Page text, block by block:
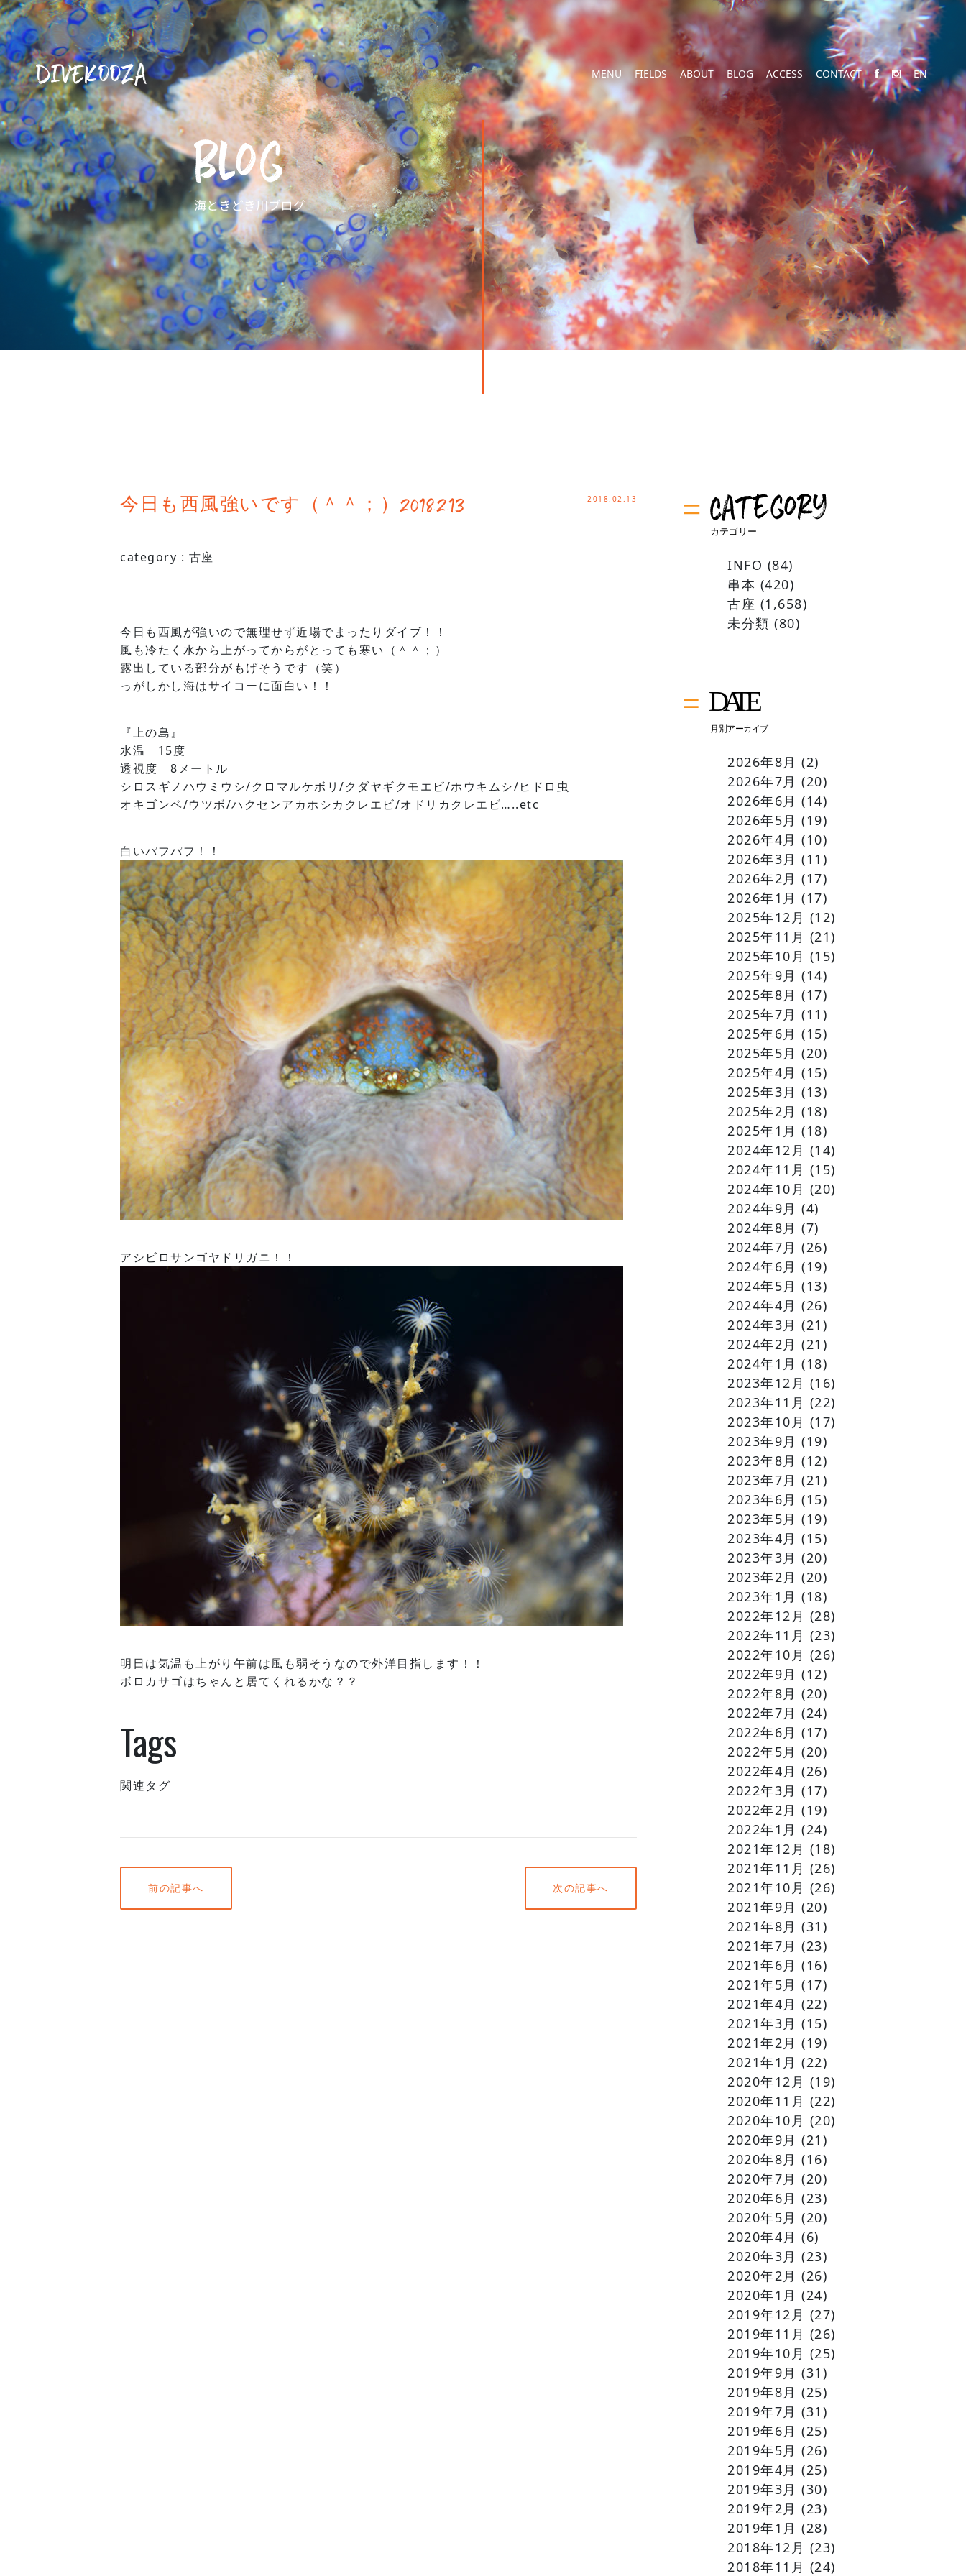
DIVEKOOZA MENU FIELDS ABOUT BLOG ACCESS CONTACT EN
今日も西風強いです（＾＾；）2018.2.13 2018.02.13
category : 古座
今日も西風が強いので無理せず近場でまったりダイブ！！
風も冷たく水から上がってからがとっても寒い（＾＾；）
露出している部分がもげそうです（笑）
っがしかし海はサイコーに面白い！！
『上の島』
水温 15度
透視度 8メートル
シロスギノハウミウシ/クロマルケボリ/クダヤギクモエビ/ホウキムシ/ヒドロ虫
オキゴンベ/ウツボ/ハクセンアカホシカクレエビ/オドリカクレエビ…..etc
白いパフパフ！！
アシビロサンゴヤドリガニ！！
明日は気温も上がり午前は風も弱そうなので外洋目指します！！
ボロカサゴはちゃんと居てくれるかな？？
Tags
関連タグ
前の記事へ 次の記事へ
INFO (84)
串本 (420)
古座 (1,658)
未分類 (80)
2026年8月 (2)
2026年7月 (20)
2026年6月 (14)
2026年5月 (19)
2026年4月 (10)
2026年3月 (11)
2026年2月 (17)
2026年1月 (17)
2025年12月 (12)
2025年11月 (21)
2025年10月 (15)
2025年9月 (14)
2025年8月 (17)
2025年7月 (11)
2025年6月 (15)
2025年5月 (20)
2025年4月 (15)
2025年3月 (13)
2025年2月 (18)
2025年1月 (18)
2024年12月 (14)
2024年11月 (15)
2024年10月 (20)
2024年9月 (4)
2024年8月 (7)
2024年7月 (26)
2024年6月 (19)
2024年5月 (13)
2024年4月 (26)
2024年3月 (21)
2024年2月 (21)
2024年1月 (18)
2023年12月 (16)
2023年11月 (22)
2023年10月 (17)
2023年9月 (19)
2023年8月 (12)
2023年7月 (21)
2023年6月 (15)
2023年5月 (19)
2023年4月 (15)
2023年3月 (20)
2023年2月 (20)
2023年1月 (18)
2022年12月 (28)
2022年11月 (23)
2022年10月 (26)
2022年9月 (12)
2022年8月 (20)
2022年7月 (24)
2022年6月 (17)
2022年5月 (20)
2022年4月 (26)
2022年3月 (17)
2022年2月 (19)
2022年1月 (24)
2021年12月 (18)
2021年11月 (26)
2021年10月 (26)
2021年9月 (20)
2021年8月 (31)
2021年7月 (23)
2021年6月 (16)
2021年5月 (17)
2021年4月 (22)
2021年3月 (15)
2021年2月 (19)
2021年1月 (22)
2020年12月 (19)
2020年11月 (22)
2020年10月 (20)
2020年9月 (21)
2020年8月 (16)
2020年7月 (20)
2020年6月 (23)
2020年5月 (20)
2020年4月 (6)
2020年3月 (23)
2020年2月 (26)
2020年1月 (24)
2019年12月 (27)
2019年11月 (26)
2019年10月 (25)
2019年9月 (31)
2019年8月 (25)
2019年7月 (31)
2019年6月 (25)
2019年5月 (26)
2019年4月 (25)
2019年3月 (30)
2019年2月 (23)
2019年1月 (28)
2018年12月 (23)
2018年11月 (24)